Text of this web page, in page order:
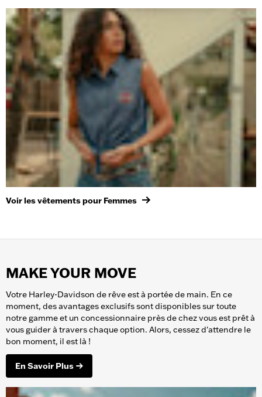
Voir les vêtements pour Femmes
MAKE YOUR MOVE
Votre Harley-Davidson de rêve est à portée de main. En ce
moment, des avantages exclusifs sont disponibles sur toute
notre gamme et un concessionnaire près de chez vous est prêt à
vous guider à travers chaque option. Alors, cessez d'attendre le
bon moment, il est là !
En Savoir Plus